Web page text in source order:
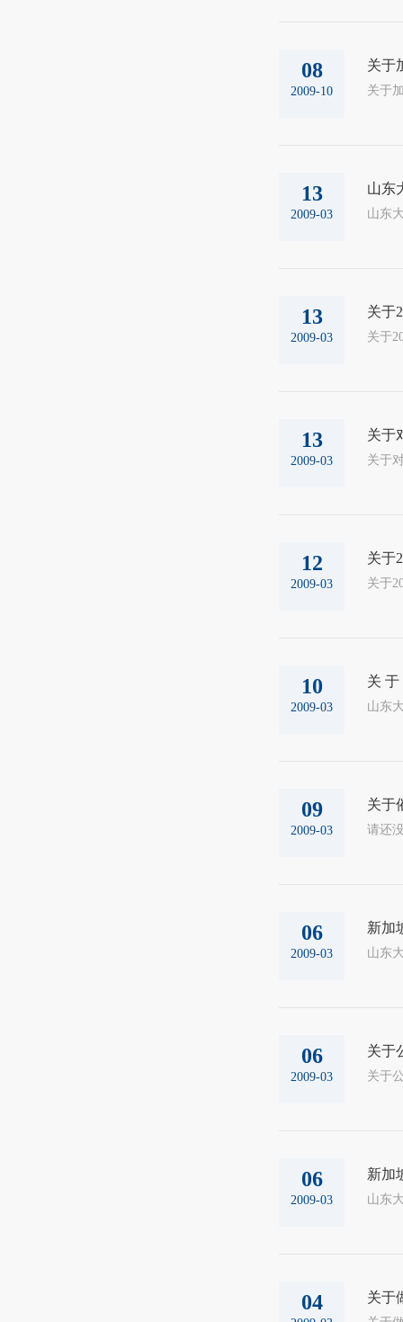
08
2009-10
关于
13
2009-03
山东
山东
13
2009-03
关于
13
2009-03
关于
12
2009-03
关于
10
2009-03
关 于
山东
09
2009-03
关于
请还
06
2009-03
新加
山东
06
2009-03
关于
06
2009-03
新加
山东
04 关于